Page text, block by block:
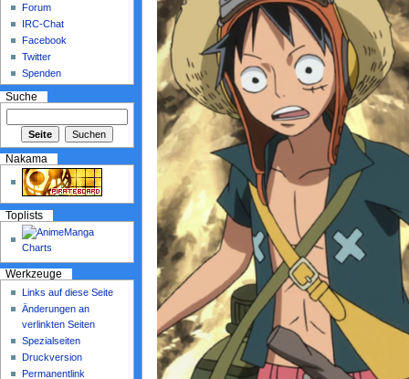
Forum
IRC-Chat
Facebook
Twitter
Spenden
Suche
Nakama
Toplists
Werkzeuge
Links auf diese Seite
Änderungen an
verlinkten Seiten
Spezialseiten
Druckversion
Permanentlink